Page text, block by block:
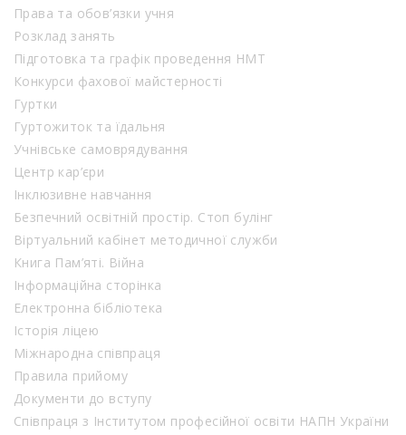
Права та обов’язки учня
Розклад занять
Підготовка та графік проведення НМТ
Конкурси фахової майстерності
Гуртки
Гуртожиток та їдальня
Учнівське самоврядування
Центр кар’єри
Інклюзивне навчання
Безпечний освітній простір. Стоп булінг
Віртуальний кабінет методичної служби
Книга Пам’яті. Війна
Інформаційна сторінка
Електронна бібліотека
Історія ліцею
Міжнародна співпраця
Правила прийому
Документи до вступу
Співпраця з Інститутом професійної освіти НАПН України